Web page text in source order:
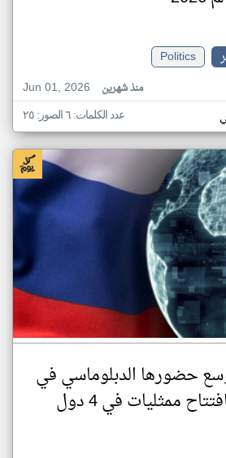
Politics
Jun 01, 2026
منذ شهرين
عدد الكلمات: ٦ الصور: ٢٥
حضورها الدبلوماسي في
إفريقيا بافتتاح ممثليات في 4 دول